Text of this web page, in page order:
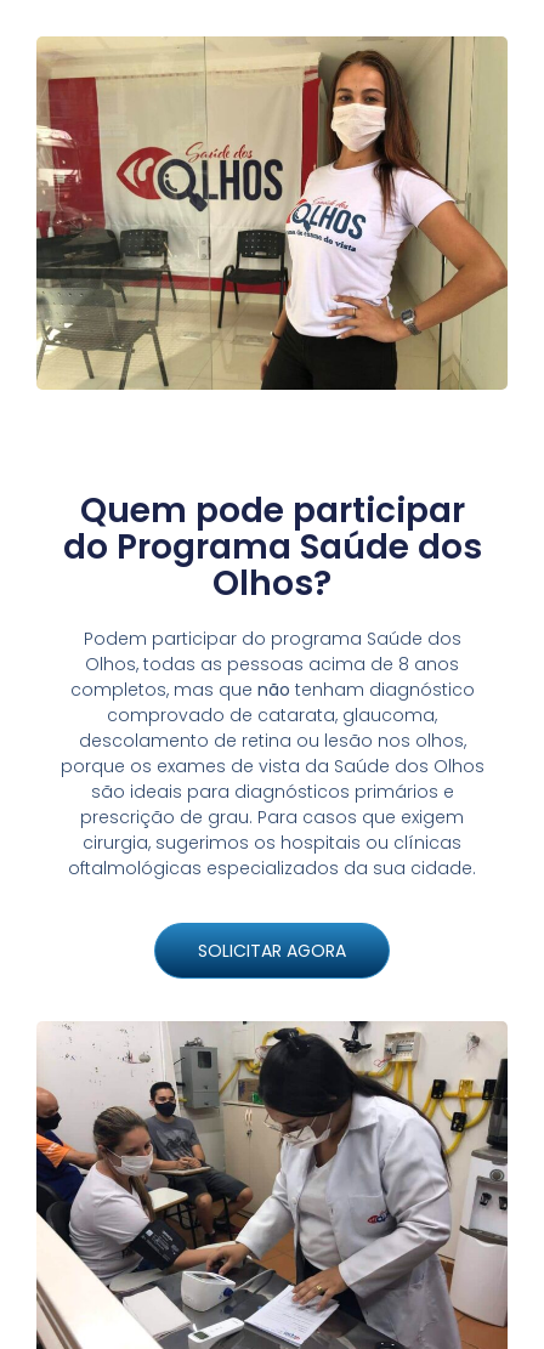
Quem pode participar
do Programa Saúde dos
Olhos?
Podem participar do programa Saúde dos
Olhos, todas as pessoas acima de 8 anos
completos, mas que não tenham diagnóstico
comprovado de catarata, glaucoma,
descolamento de retina ou lesão nos olhos,
porque os exames de vista da Saúde dos Olhos
são ideais para diagnósticos primários e
prescrição de grau. Para casos que exigem
cirurgia, sugerimos os hospitais ou clínicas
oftalmológicas especializados da sua cidade.
SOLICITAR AGORA